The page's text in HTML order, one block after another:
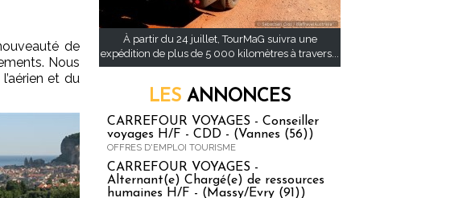
de
Nous
et du
À partir du 24 juillet, TourMaG suivra une
expédition de plus de 5 000 kilomètres à travers...
LES ANNONCES
CARREFOUR VOYAGES - Conseiller
voyages H/F - CDD - (Vannes (56))
OFFRES D'EMPLOI TOURISME
CARREFOUR VOYAGES -
Alternant(e) Chargé(e) de ressources
humaines H/F - (Massy/Evry (91))